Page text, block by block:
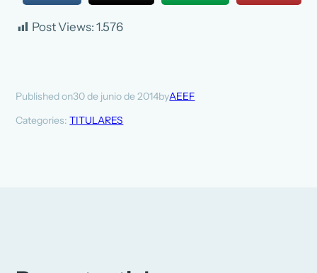
Post Views: 1.576
Published on30 de junio de 2014byAEEF
Categories:TITULARES